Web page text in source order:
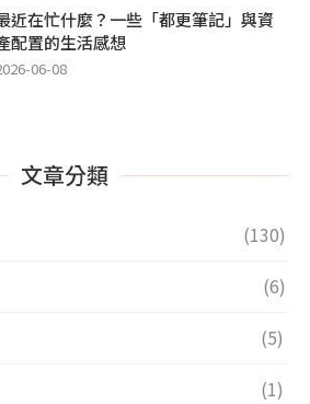
近在忙什麼？一些「都更筆記」與資
配置的生活感想
06-08
文章分類
(130)
(6)
(5)
(1)